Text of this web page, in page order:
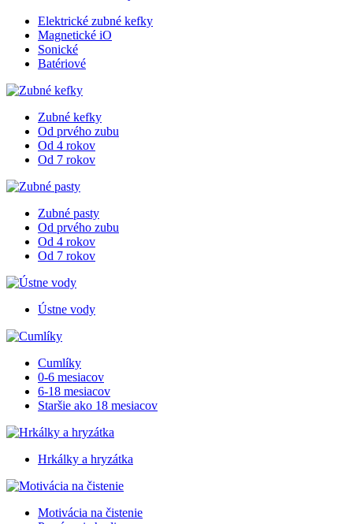
Elektrické zubné kefky
Magnetické iO
Sonické
Batériové
Zubné kefky
Od prvého zubu
Od 4 rokov
Od 7 rokov
Zubné pasty
Od prvého zubu
Od 4 rokov
Od 7 rokov
Ústne vody
Cumlíky
0-6 mesiacov
6-18 mesiacov
Staršie ako 18 mesiacov
Hrkálky a hryzátka
Motivácia na čistenie